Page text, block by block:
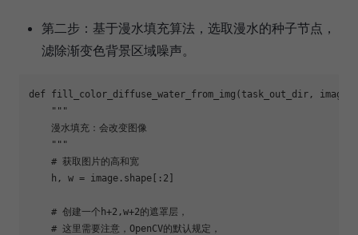
第二步：基于漫水填充算法，选取漫水的种子节点，
滤除渐变色背景区域噪声。
def fill_color_diffuse_water_from_img(task_out_dir,
"" "
    漫水填充：会改变图像
    "
""
# 获取图片的高和宽
    h, w = image.shape[:2]
# 创建一个h+2,w+2的遮罩层，
# 这里需要注意，OpenCV的默认规定，